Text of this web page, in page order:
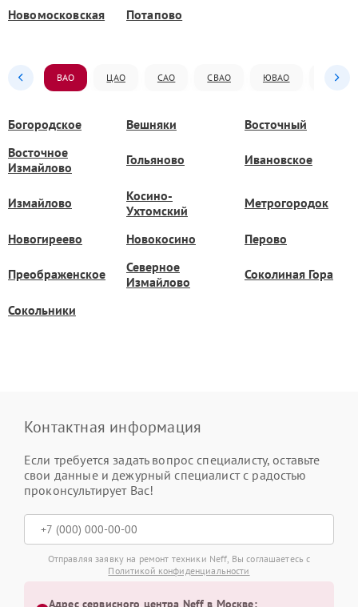
Новомосковская
Потапово
ВАО ЦАО САО СВАО ЮВАО ЮАО
Богородское Вешняки
Восточный
Восточное
Измайлово
Гольяново Ивановское
Измайлово
Косино-
Ухтомский
Метрогородок
Новогиреево Новокосино Перово
Преображенское
Северное
Измайлово
Соколиная Гора
Сокольники
Контактная информация
Если требуется задать вопрос специалисту, оставьте
свои данные и дежурный специалист с радостью
проконсультирует Вас!
Отправляя заявку на ремонт техники Neff, Вы соглашаетесь с
Политикой конфиденциальности
Адрес сервисного центра Neff в Москве: